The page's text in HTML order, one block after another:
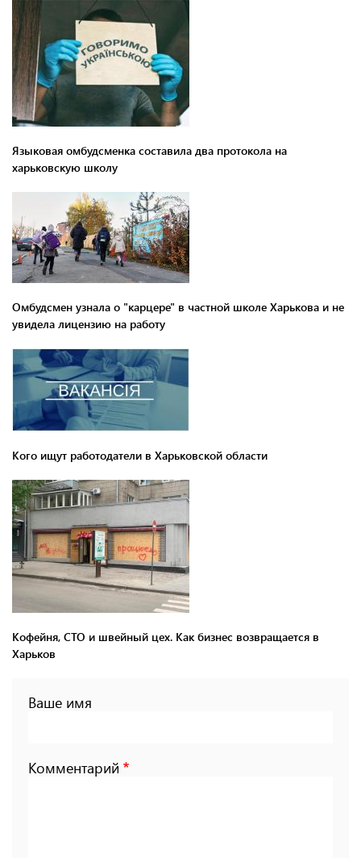
Языковая омбудсменка составила два протокола на
харьковскую школу
Омбудсмен узнала о "карцере" в частной школе Харькова и не
увидела лицензию на работу
Кого ищут работодатели в Харьковской области
Кофейня, СТО и швейный цех. Как бизнес возвращается в
Харьков
Ваше имя
Комментарий